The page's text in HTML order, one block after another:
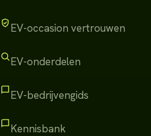
EV-occasion vertrouwen
EV-onderdelen
EV-bedrijvengids
Kennisbank